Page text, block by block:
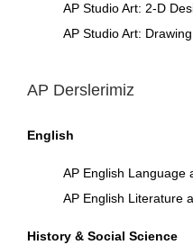
AP Studio Art: 2-D
AP Studio Art: Drawing
AP Derslerimiz
English
AP English Language
AP English Literature
History & Social Science